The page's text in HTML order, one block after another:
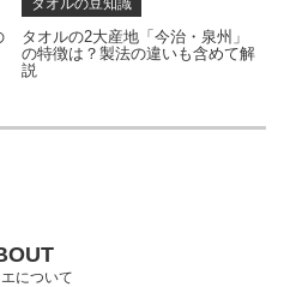
タオルの豆知識
タオルの2大産地「今治・泉州」
の特徴は？製法の違いも含めて解
説
について